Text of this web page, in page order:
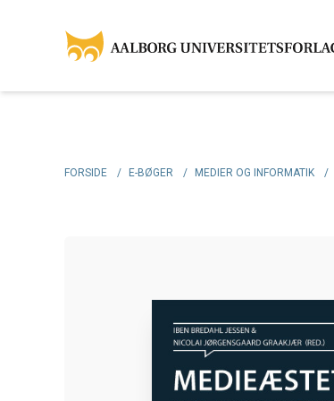
FORSIDE / E-BØGER / MEDIER OG INFORMATIK /